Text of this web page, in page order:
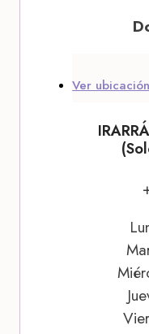
Ver ubicación